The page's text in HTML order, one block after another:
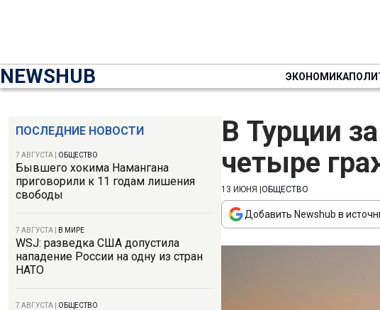
NEWSHUB ЭКОНОМИКА
ПОСЛЕДНИЕ НОВОСТИ
7 АВГУСТА ОБЩЕСТВО
Бывшего хокима Намангана
приговорили к 11 годам лишения
свободы
7 АВГУСТА В МИРЕ
WSJ: разведка США допустила
нападение России на одну из стран
НАТО
7 АВГУСТА ОБЩЕСТВО
В Турции
четыре
13 ИЮНЯ ОБЩЕСТВО
Добавить Newshub в